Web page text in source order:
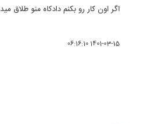
اگر اون کار رو بکنم دادکاه منو طلاق
1401-03-15 06:16:10